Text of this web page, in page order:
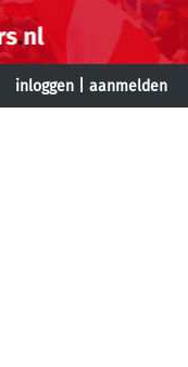
inloggen aanmelden